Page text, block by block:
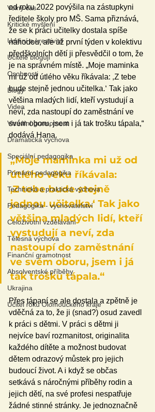
Volný čas
Kritické myšlení
Umění a kreativita
Učitelé blogují
Osobnosti
Blogy
Videa
Vizuální gramotnost
Dramatická výchova
Speciální pedagogika
Primární pedagogika
Technická a praktická výchova
Pedagogika - vychovatelství
Celoživotní vzdělávání
Tělesná výchova
Finanční gramotnost
Absolventské příběhy
Ukrajina
Učitel roku Olomouckého kraje
od roku 2022 povýšila na zástupkyni
ředitele školy pro MŠ. Sama přiznává,
že se k práci učitelky dostala spíše
náhodou, ale už první týden v kolektivu
předškolních dětí ji přesvědčil o tom, že
je na správném místě. „Moje maminka
mi už od útlého věku říkávala: ‚Z tebe
bude stejně jednou učitelka.‘ Tak jako
většina mladých lidí, kteří vystudují a
neví, zda nastoupí do zaměstnání ve
svém oboru, jsem i já tak trošku tápala,“
dodává Hana.
„Moje maminka mi už od
útlého věku říkávala:
‚Z tebe bude stejně
jednou učitelka.‘ Tak jako
většina mladých lidí, kteří
vystudují a neví, zda
nastoupí do zaměstnání
ve svém oboru, jsem i já
tak trošku tápala.“
Přes tápaní se ale dostala a zpětně je
vděčná za to, že ji (snad?) osud zavedl
k práci s dětmi. V práci s dětmi ji
nejvíce baví rozmanitost, originalita
každého dítěte a možnost budovat
dětem odrazový můstek pro jejich
budoucí život. A i když se občas
setkává s náročnými příběhy rodin a
jejich dětí, na své profesi nespatřuje
žádné stinné stránky. Je jednoznačně